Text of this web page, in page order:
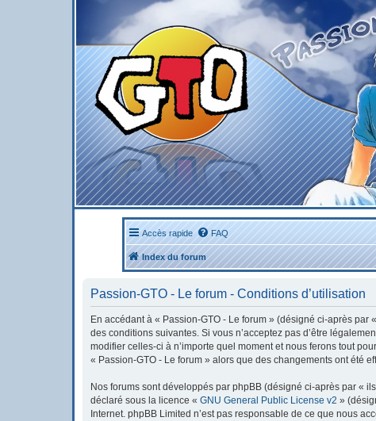
Accès rapide FAQ
Index du forum
Passion-GTO - Le forum - Conditions d’utilisation
En accédant à « Passion-GTO - Le forum » (désigné ci-après
des conditions suivantes. Si vous n’acceptez pas d’être
modifier celles-ci à n’importe quel moment et nous ferons tout
« Passion-GTO - Le forum » alors que des changements ont été
Nos forums sont développés par phpBB (désigné ci-après par «
déclaré sous la licence « GNU General Public License v2 »
Internet. phpBB Limited n’est pas responsable de ce que nous